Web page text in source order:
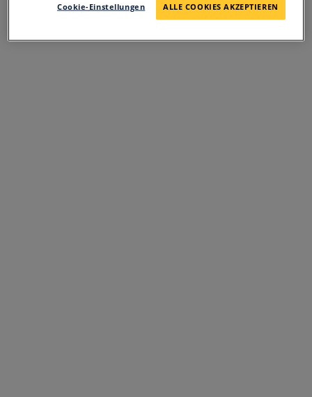
INCONVENIENCE
Cookie-Einstellungen ALLE COOKIES AKZEPTIEREN